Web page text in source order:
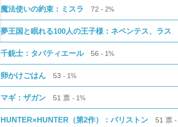
魔法使いの約束：ミスラ 72 2%
夢王国と眠れる100人の王子様：ネペンテス、ラス
千銃士：タバティエール 56 1%
卵かけごはん 53 1%
マギ：ザガン 51 票 1%
HUNTER×HUNTER（第2作）：パリストン 51 票